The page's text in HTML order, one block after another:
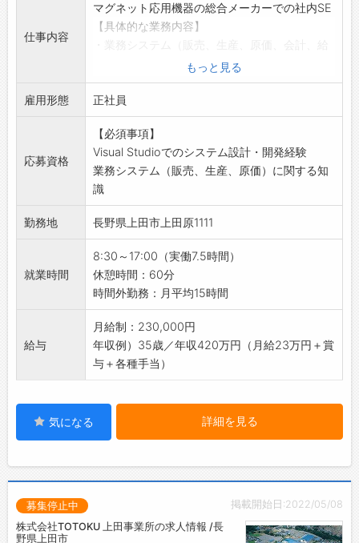
仕事内容
マグネット応用機器の総合メーカーでの社内SE
【具体的な業務内容】
与）の開発、保守管理
・社内パソコン、サーバー、ネットワークの保
守管理
【おすすめポイント】
受注引合いから商談、お客さんの求める製品を
製作し喜んでいただける事業です。
【やりがい】
社内での業務フローやシステムをプログラム化
する
【覚悟してほしいこと】
進めていく予定
【研修制度・ステップアップ】
即戦力として徐々にお仕事をお任せします
【職場の雰囲気・社風】
DX化を推進
もっと見る
雇用形態 正社員
応募資格
【必須事項】
Visual Studioでのシステム設計・開発経験
業務システム（販売、生産、原価）に関する知
識
勤務地 長野県上田市上田原1111
就業時間
8:30～17:00（実働7.5時間）
休憩時間：60分
時間外勤務：月平均15時間
給与
月給制：230,000円
年収例）35歳／年収420万円（月給23万円＋賞
与＋各種手当）
気になる 詳細を見る
掲載開始日:2022/05/08
募集停止中
株式会社TOTOKU 上田事業所の求人情報 /長
野県上田市